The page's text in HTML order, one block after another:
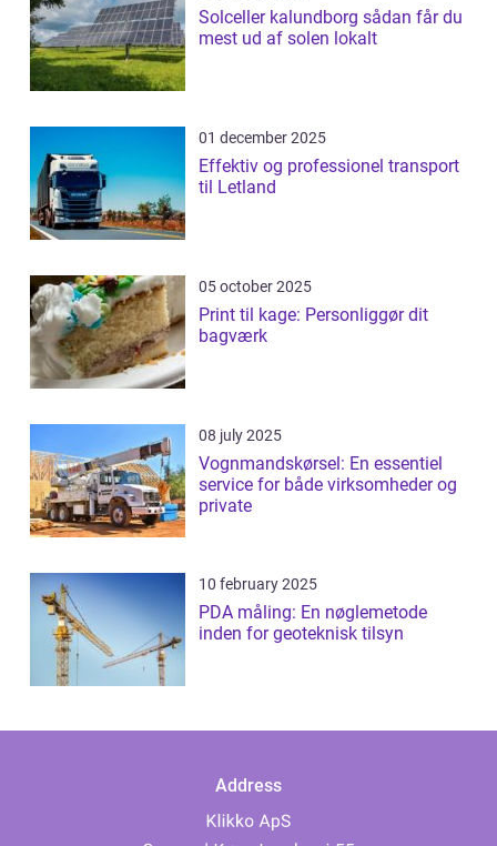
Solceller kalundborg sådan får du
mest ud af solen lokalt
01 december 2025
Effektiv og professionel transport
til Letland
05 october 2025
Print til kage: Personliggør dit
bagværk
08 july 2025
Vognmandskørsel: En essentiel
service for både virksomheder og
private
10 february 2025
PDA måling: En nøglemetode
inden for geoteknisk tilsyn
Address